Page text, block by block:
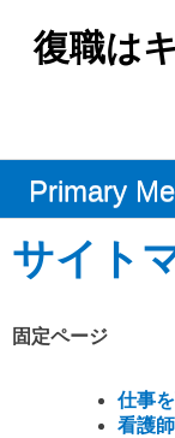
content復職は
Primary
サイト
固定ページ
仕事
看護